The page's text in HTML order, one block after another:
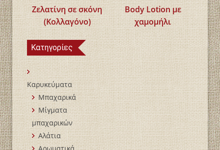
Ζελατίνη σε σκόνη
(Κολλαγόνο)
Body Lotion με
χαμομήλι
Κατηγορίες
Καρυκεύματα
Μπαχαρικά
Mίγματα
μπαχαρικών
Αλάτια